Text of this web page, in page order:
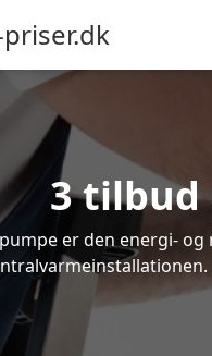
3 tilbud
er den energi-